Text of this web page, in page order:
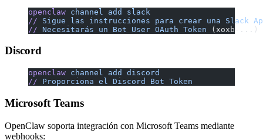
openclaw channel add
slack
// Sigue las instrucciones para crear una Slack
// Necesitarás un Bot User OAuth Token (xoxb-...)
Discord
openclaw channel add
discord
// Proporciona el Discord Bot Token
Microsoft Teams
OpenClaw soporta integración con Microsoft Teams mediante
webhooks: